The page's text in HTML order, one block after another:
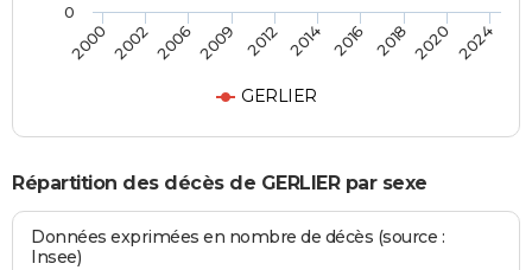
GERLIER
2000 200220062009 2012 2014 2016 2018 2020 2024
0
Répartition des décès de GERLIER par sexe
Données exprimées en nombre de décès (source :
Insee)